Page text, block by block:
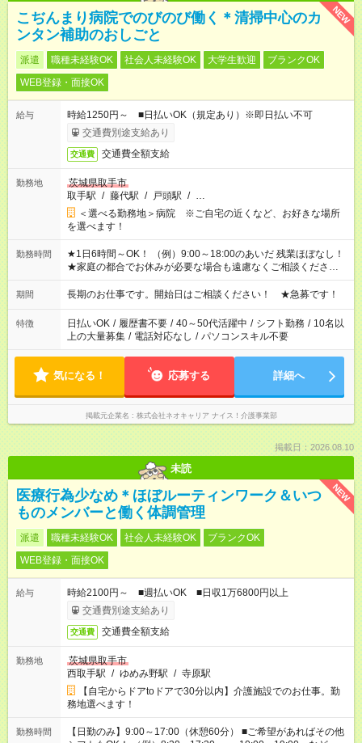
NEW
こぢんまり病院でのびのび働く＊清掃中心のカ
ンタン補助のおしごと
派遣 職種未経験OK 社会人未経験OK 大学生歓迎
ブランクOK
WEB登録・面接OK
給与
時給1250円～ ■日払いOK（規定あり）※即日払い不可
交通費別途支給あり
交通費 交通費全額支給
勤務地
茨城県取手市
取手駅 / 藤代駅 / 戸頭駅 / …
＜選べる勤務地＞病院 ※ご自宅の近くなど、お好きな場所
を選べます！
勤務時間
★1日6時間～OK！ （例）9:00～18:00のあいだ 残業ほぼなし！
★家庭の都合でお休みが必要な場合も遠慮なくご相談ください。
※シフトはご希望に合わせて調整可能です。 その他、 ＊週4日・
1日7時間 ＊日勤のみ ＊土日休み ＊午前だけ・午後だけ ＊平日
仕事をご紹介できます！ 登録の際に、あなたのご希望をお聞か
せください。
期間 長期のお仕事です。開始日はご相談ください！ ★急募です！
特徴 日払いOK / 履歴書不要 / 40～50代活躍中 / シフト勤務 / 10名以
上の大量募集 / 電話対応なし / パソコンスキル不要
気になる！ 応募する 詳細へ
掲載元企業名 株式会社ネオキャリア ナイス！介護事業部
掲載日：2026.08.10
未読
NEW
医療行為少なめ＊ほぼルーティンワーク＆いつ
ものメンバーと働く体調管理
派遣 職種未経験OK 社会人未経験OK
ブランクOK
WEB登録・面接OK
給与
時給2100円～ ■週払いOK ■日収1万6800円以上
交通費別途支給あり
交通費 交通費全額支給
勤務地
茨城県取手市
西取手駅 / ゆめみ野駅 / 寺原駅
【自宅からドアtoドアで30分以内】介護施設でのお仕事。勤
務地選べます！
勤務時間
【日勤のみ】9:00～17:00（休憩60分） ■ご希望があればその他